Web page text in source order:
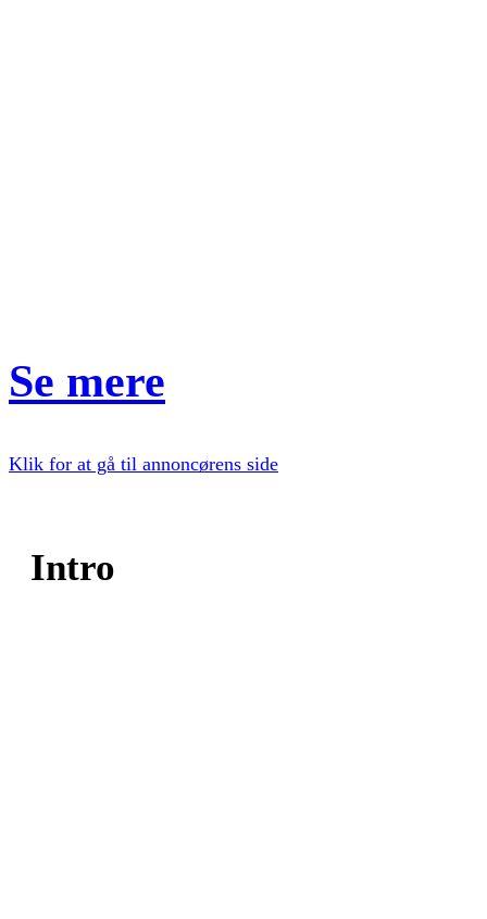
Se mere
Klik for at gå til annoncørens side
Intro